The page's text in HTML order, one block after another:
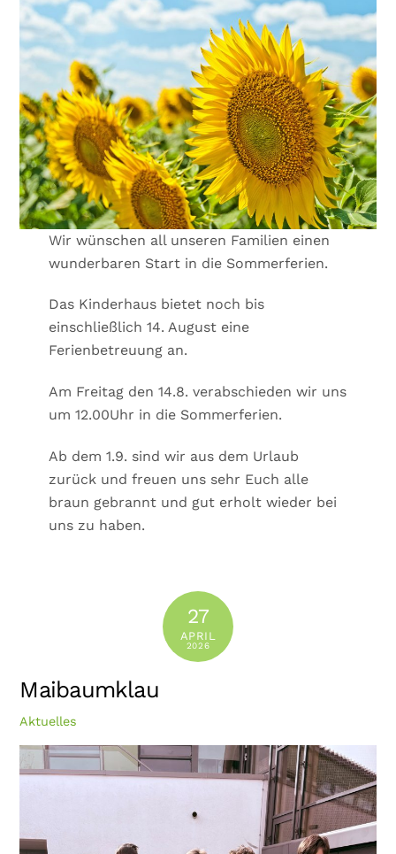
Wir wünschen all unseren Familien einen
wunderbaren Start in die Sommerferien.
Das Kinderhaus bietet noch bis
einschließlich 14. August eine
Ferienbetreuung an.
Am Freitag den 14.8. verabschieden wir uns
um 12.00Uhr in die Sommerferien.
Ab dem 1.9. sind wir aus dem Urlaub
zurück und freuen uns sehr Euch alle
braun gebrannt und gut erholt wieder bei
uns zu haben.
27
APRIL
2026
Maibaumklau
Aktuelles